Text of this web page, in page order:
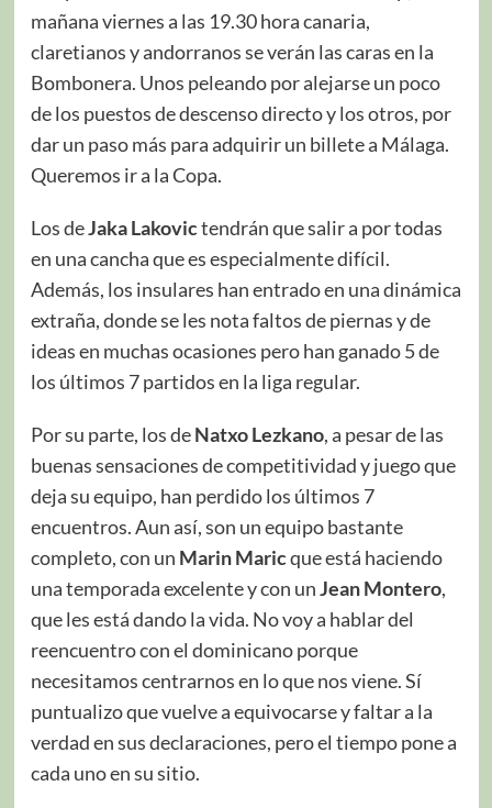
mañana viernes a las 19.30 hora canaria,
claretianos y andorranos se verán las caras en la
Bombonera. Unos peleando por alejarse un poco
de los puestos de descenso directo y los otros, por
dar un paso más para adquirir un billete a Málaga.
Queremos ir a la Copa.
Los deJaka Lakovictendrán que salir a por todas
en una cancha que es especialmente difícil.
Además, los insulares han entrado en una dinámica
extraña, donde se les nota faltos de piernas y de
ideas en muchas ocasiones pero han ganado 5 de
los últimos 7 partidos en la liga regular.
Por su parte, los deNatxo Lezkano, a pesar de las
buenas sensaciones de competitividad y juego que
deja su equipo, han perdido los últimos 7
encuentros. Aun así, son un equipo bastante
completo, con un Marin Maricque está haciendo
una temporada excelente y con unJean Montero,
que les está dando la vida. No voy a hablar del
reencuentro con el dominicano porque
necesitamos centrarnos en lo que nos viene. Sí
puntualizo que vuelve a equivocarse y faltar a la
verdad en sus declaraciones, pero el tiempo pone a
cada uno en su sitio.